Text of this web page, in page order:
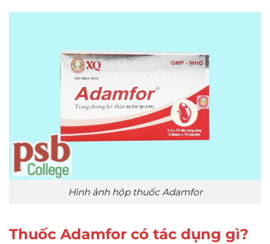
Hình ảnh hộp thuốc Adamfor
Thuốc Adamfor có tác dụng gì?